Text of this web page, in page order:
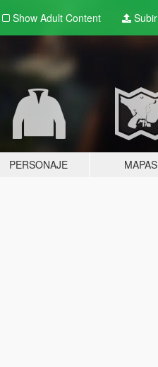
Show Adult Content Subir
PERSONAJE MAPAS